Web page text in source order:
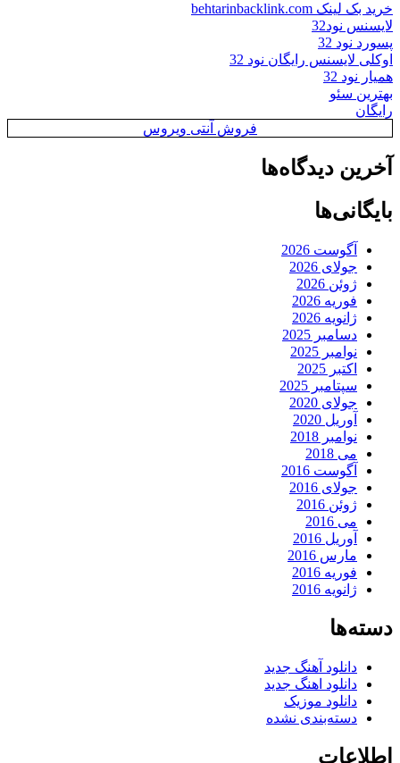
خرید بک لینک behtarinbacklink.com
لایسنس نود32
پسورد نود 32
اوکلی لایسنس رایگان نود 32
همیار نود 32
بهترین سئو
رایگان
فروش آنتی ویروس
آخرین دیدگاه‌ها
بایگانی‌ها
آگوست 2026
جولای 2026
ژوئن 2026
فوریه 2026
ژانویه 2026
دسامبر 2025
نوامبر 2025
اکتبر 2025
سپتامبر 2025
جولای 2020
آوریل 2020
نوامبر 2018
می 2018
آگوست 2016
جولای 2016
ژوئن 2016
می 2016
آوریل 2016
مارس 2016
فوریه 2016
ژانویه 2016
دسته‌ها
دانلود آهنگ جدید
دانلود اهنگ جدید
دانلود موزیک
دسته‌بندی نشده
اطلاعات